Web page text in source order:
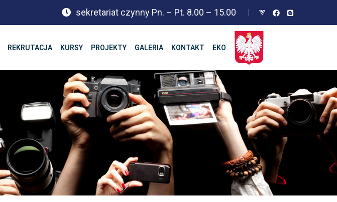
sekretariat czynny Pn. – Pt. 8.00 – 15.00
REKRUTACJA KURSY PROJEKTY GALERIA KONTAKT EKO